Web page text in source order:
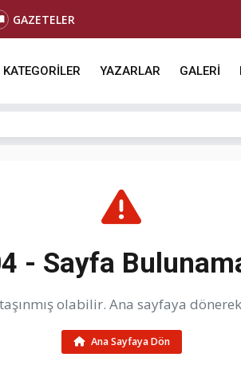
GAZETELER
KATEGORİLER YAZARLAR GALERİ
- Sayfa
olabilir. Ana sayfaya
Ana Sayfaya Dön